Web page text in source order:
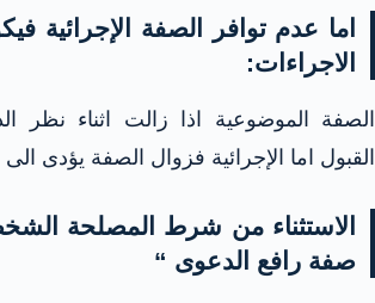
اما عدم توافر الصفة الإجرائية
الاجراءات:
الصفة الموضوعية اذا زالت اثناء نظر
القبول اما الإجرائية فزوال الصفة يؤدى
الاستثناء من شرط المصلحة
صفة رافع الدعوى “